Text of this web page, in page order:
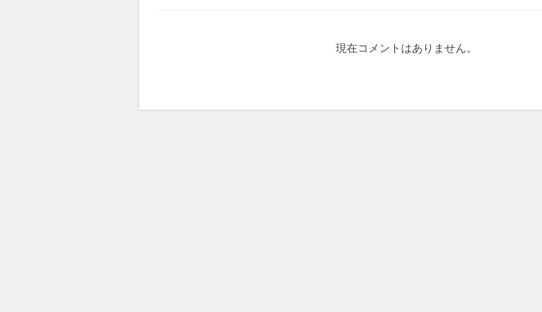
現在コメントはありません。